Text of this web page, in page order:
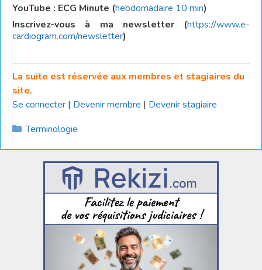
YouTube : ECG Minute (hebdomadaire 10 min)
Inscrivez-vous à ma newsletter (https://www.e-
cardiogram.com/newsletter)
La suite est réservée aux membres et stagiaires du
site.
Se connecter | Devenir membre | Devenir stagiaire
Catégories
Terminologie